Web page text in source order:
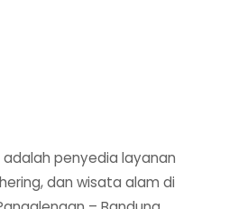
penyedia layanan
dan wisata alam di